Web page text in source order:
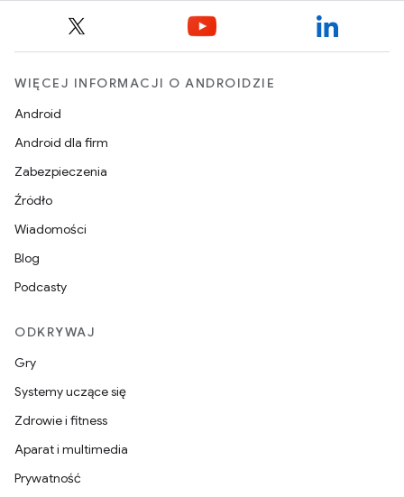
WIĘCEJ INFORMACJI O ANDROIDZIE
Android
Android dla firm
Zabezpieczenia
Źródło
Wiadomości
Blog
Podcasty
ODKRYWAJ
Gry
Systemy uczące się
Zdrowie i fitness
Aparat i multimedia
Prywatność